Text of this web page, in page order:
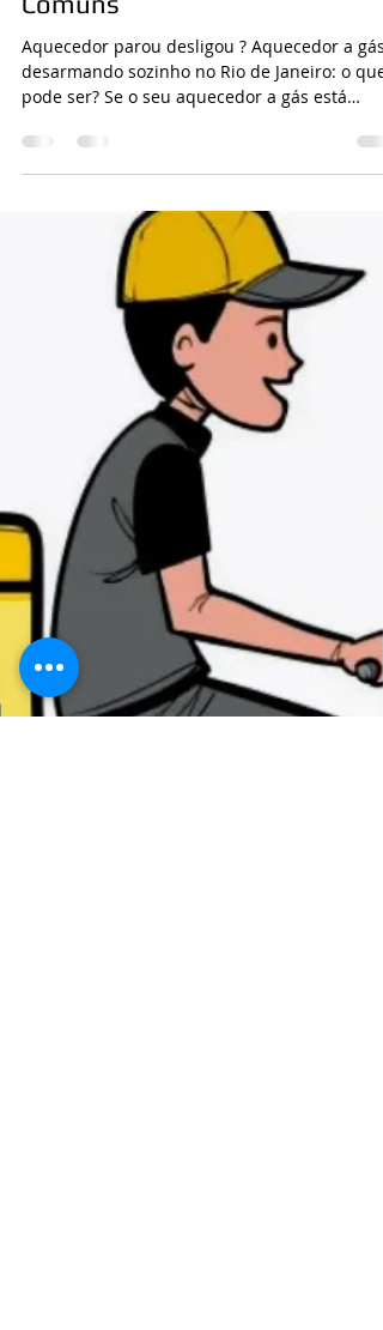
13 de abr.
1 min de leitura
Aquecedor a Gás Desligando
Sozinho: Causas e Soluções
Aquecedor parou desligou ? Aquecedor a gás
desarmando sozinho no Rio de Janeiro: o que
pode ser? Se o seu aquecedor a gás está
desligando sozinho, isso não é normal — e
pode indicar desde um problema simples até
um risco maior. Esse é um dos defeitos mais
comuns em atendimentos aqui no Rio de
Janeiro, principalmente em bairros como Zona
Sul e Ilha do Governador. 🔎 Principais causas:
✔️ Falta de pressão de água ✔️ Sensor de
segurança acionando ✔️ Superaquecimento
aparelho